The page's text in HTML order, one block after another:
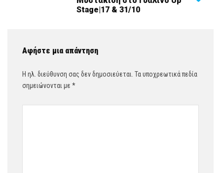
Stage|17 & 31/10
Αφήστε μια απάντηση
Η ηλ. διεύθυνση σας δεν δημοσιεύεται. Τα υποχρεωτικά πεδία
σημειώνονται με *